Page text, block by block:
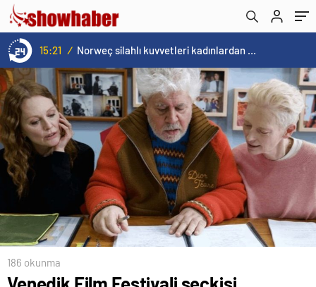
15:21 / Norweç silahlı kuvvetleri kadınlardan oluşan özel kuvvetler eğitimlerini başlattı.
186 okunma